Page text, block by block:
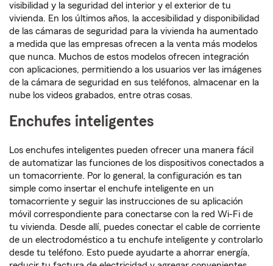
visibilidad y la seguridad del interior y el exterior de tu
vivienda. En los últimos años, la accesibilidad y disponibilidad
de las cámaras de seguridad para la vivienda ha aumentado
a medida que las empresas ofrecen a la venta más modelos
que nunca. Muchos de estos modelos ofrecen integración
con aplicaciones, permitiendo a los usuarios ver las imágenes
de la cámara de seguridad en sus teléfonos, almacenar en la
nube los videos grabados, entre otras cosas.
Enchufes inteligentes
Los enchufes inteligentes pueden ofrecer una manera fácil
de automatizar las funciones de los dispositivos conectados a
un tomacorriente. Por lo general, la configuración es tan
simple como insertar el enchufe inteligente en un
tomacorriente y seguir las instrucciones de su aplicación
móvil correspondiente para conectarse con la red Wi-Fi de
tu vivienda. Desde allí, puedes conectar el cable de corriente
de un electrodoméstico a tu enchufe inteligente y controlarlo
desde tu teléfono. Esto puede ayudarte a ahorrar energía,